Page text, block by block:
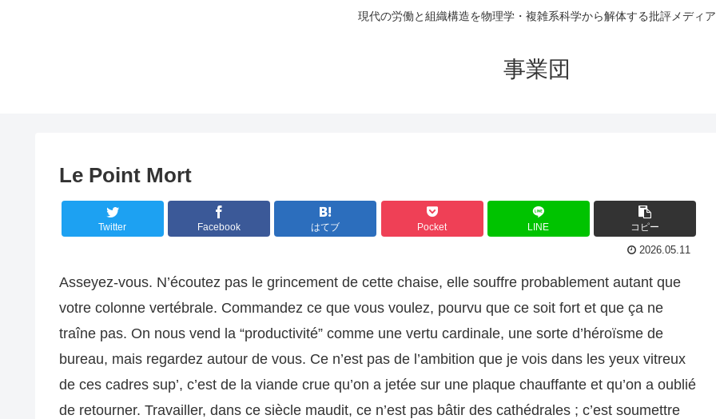
現代の労働と組織構造を物理学・複雑系科学から解体する批評メディア
事業団
Le Point Mort
Twitter Facebook はてブ Pocket LINE コピー
2026.05.11
Asseyez-vous. N’écoutez pas le grincement de cette chaise, elle souffre probablement autant que
votre colonne vertébrale. Commandez ce que vous voulez, pourvu que ce soit fort et que ça ne
traîne pas. On nous vend la “productivité” comme une vertu cardinale, une sorte d’héroïsme de
bureau, mais regardez autour de vous. Ce n’est pas de l’ambition que je vois dans les yeux vitreux
de ces cadres sup’, c’est de la viande crue qu’on a jetée sur une plaque chauffante et qu’on a oublié
de retourner. Travailler, dans ce siècle maudit, ce n’est pas bâtir des cathédrales ; c’est soumettre